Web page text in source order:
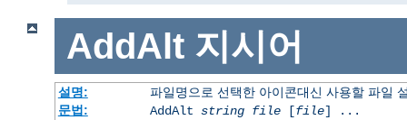
AddAlt 지시어
설명:
파일명으로 선택한 아이콘대신 사용할 파일
문법:
AddAlt string file[file] ...